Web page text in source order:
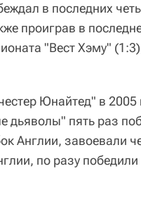
в последних
проиграв в
"Вест Хэму"
Юнайтед" в 2005
дьяволы" пять раз
Англии, завоевали
по разу